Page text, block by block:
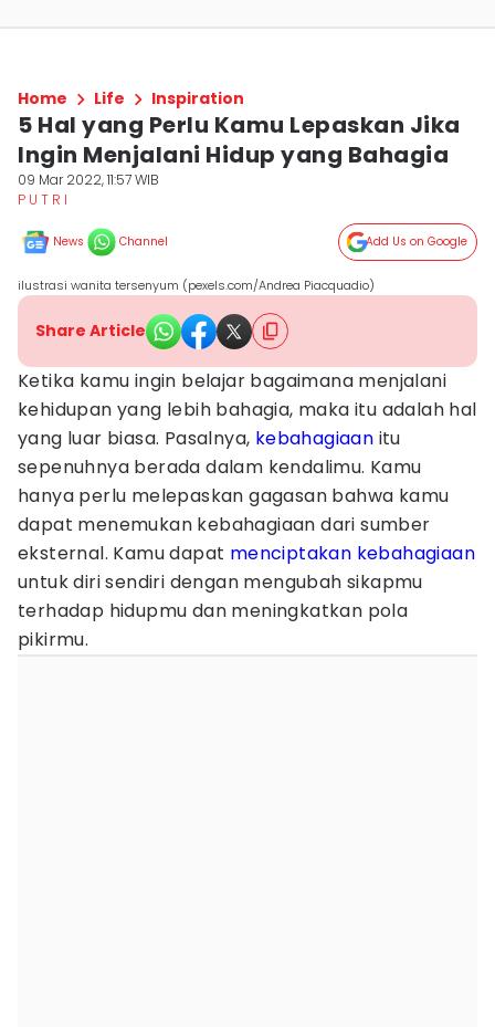
Home Life Inspiration
5 Hal yang Perlu Kamu Lepaskan Jika
Ingin Menjalani Hidup yang Bahagia
09 Mar 2022, 11:57 WIB
P U T R I
News Channel Add Us on Google
ilustrasi wanita tersenyum (pexels.com/Andrea Piacquadio)
Share Article
Ketika kamu ingin belajar bagaimana menjalani
kehidupan yang lebih bahagia, maka itu adalah hal
yang luar biasa. Pasalnya, kebahagiaan itu
sepenuhnya berada dalam kendalimu. Kamu
hanya perlu melepaskan gagasan bahwa kamu
dapat menemukan kebahagiaan dari sumber
eksternal. Kamu dapat menciptakan kebahagiaan
untuk diri sendiri dengan mengubah sikapmu
terhadap hidupmu dan meningkatkan pola
pikirmu.